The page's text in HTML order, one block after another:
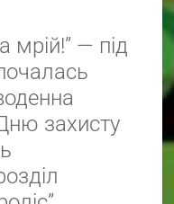
мрій!” — під
захисту